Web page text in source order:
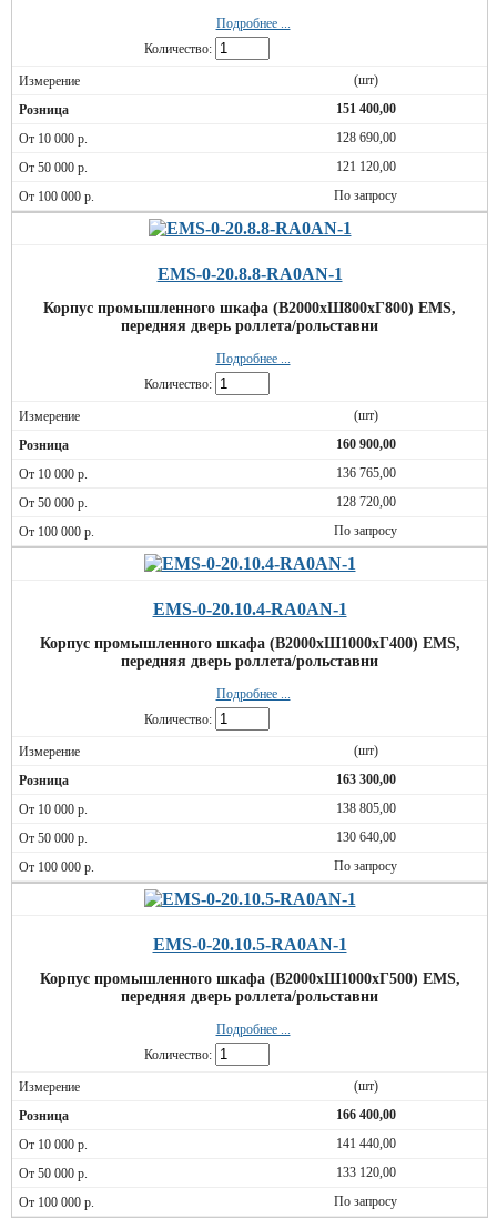
Подробнее ...
Количество:
(шт)
151 400,00
128 690,00
121 120,00
По запросу
EMS-0-20.8.8-RA0AN-1
Корпус промышленного шкафа (В2000хШ800хГ800) EMS,
передняя дверь роллета/рольставни
Подробнее ...
Количество:
(шт)
160 900,00
136 765,00
128 720,00
По запросу
EMS-0-20.10.4-RA0AN-1
Корпус промышленного шкафа (В2000хШ1000хГ400) EMS,
передняя дверь роллета/рольставни
Подробнее ...
Количество:
(шт)
163 300,00
138 805,00
130 640,00
По запросу
EMS-0-20.10.5-RA0AN-1
Корпус промышленного шкафа (В2000хШ1000хГ500) EMS,
передняя дверь роллета/рольставни
Подробнее ...
Количество:
(шт)
166 400,00
141 440,00
133 120,00
По запросу